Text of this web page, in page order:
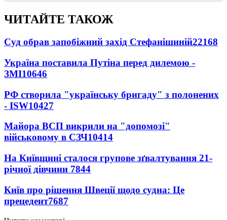
ЧИТАЙТЕ ТАКОЖ
Суд обрав запобіжний захід Стефанішиній22168
Україна поставила Путіна перед дилемою -
ЗМІ10646
РФ створила "українську бригаду" з полонених
- ISW10427
Майора ВСП викрили на "допомозі"
військовому в СЗЧ10414
На Київщині сталося групове зґвалтування 21-
річної дівчини 7844
Київ про рішення Швеції щодо судна: Це
прецедент7687